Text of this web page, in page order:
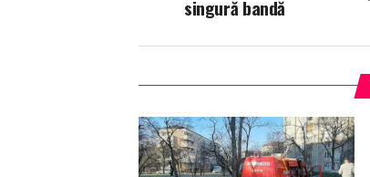
singură bandă